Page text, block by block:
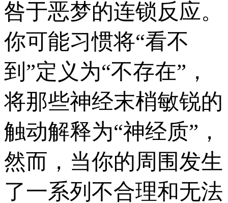
咎于恶梦的连锁反应。
你可能习惯将“看不
到”定义为“不存在”，
将那些神经末梢敏锐的
触动解释为“神经质”，
然而，当你的周围发生
了一系列不合理和无法